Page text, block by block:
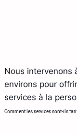
Nous intervenons
environs pour
services à la
Comment les services sont-ils